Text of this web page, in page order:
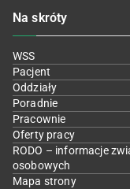
Na skróty
WSS
Pacjent
Oddziały
Poradnie
Pracownie
Oferty pracy
RODO – informacje
osobowych
Mapa strony